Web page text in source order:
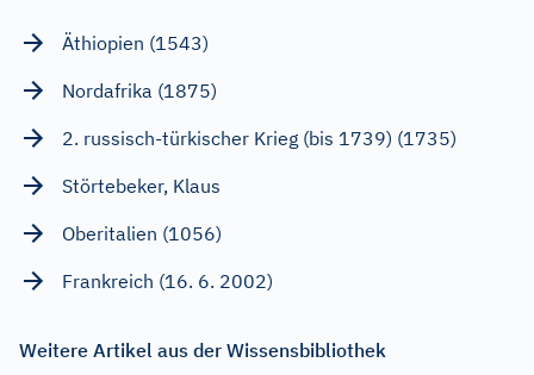
Äthiopien (1543)
Nordafrika (1875)
2. russisch-türkischer Krieg (bis 1739) (1735)
Störtebeker, Klaus
Oberitalien (1056)
Frankreich (16. 6. 2002)
Weitere Artikel aus der Wissensbibliothek